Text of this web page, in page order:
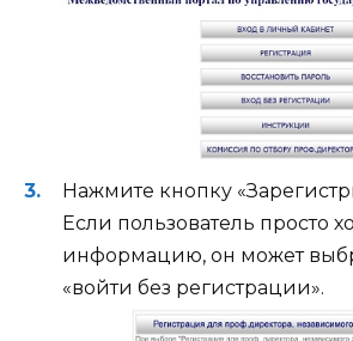
Нажмите кнопку
Если пользователь просто
информацию, он может
«войти без регистрации».